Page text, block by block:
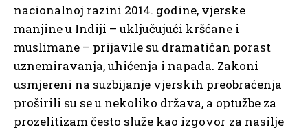
nacionalnoj razini 2014. godine, vjerske
manjine u Indiji – uključujući kršćane i
muslimane – prijavile su dramatičan porast
uznemiravanja, uhićenja i napada. Zakoni
usmjereni na suzbijanje vjerskih preobraćenja
proširili su se u nekoliko država, a optužbe za
prozelitizam često služe kao izgovor za nasilje